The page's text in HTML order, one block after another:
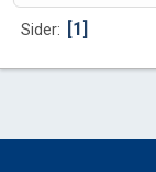
Sider 1